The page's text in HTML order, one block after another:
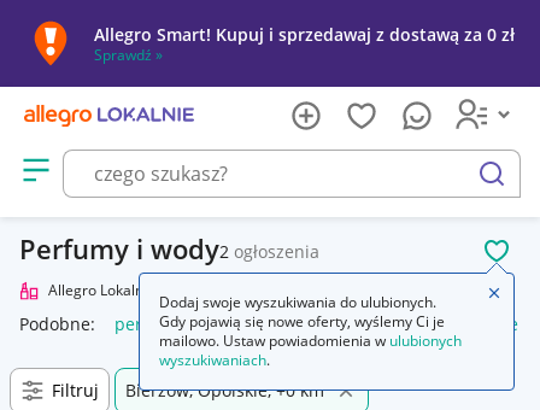
Allegro Smart! Kupuj i sprzedawaj z dostawą za 0 zł
Sprawdź »
Otwórz menu z kategoriami
szukaj
Perfumy i wody2 ogłoszenia
Allegro Lokalnie
Podobne: perfumy i wody perfumowane perfumy damskie
Filtruj Bierzów, Opolskie, +0 km
Dodaj swoje wyszukiwania do ulubionych.
Gdy pojawią się nowe oferty, wyślemy Ci je
mailowo. Ustaw powiadomienia w ulubionych
wyszukiwaniach.